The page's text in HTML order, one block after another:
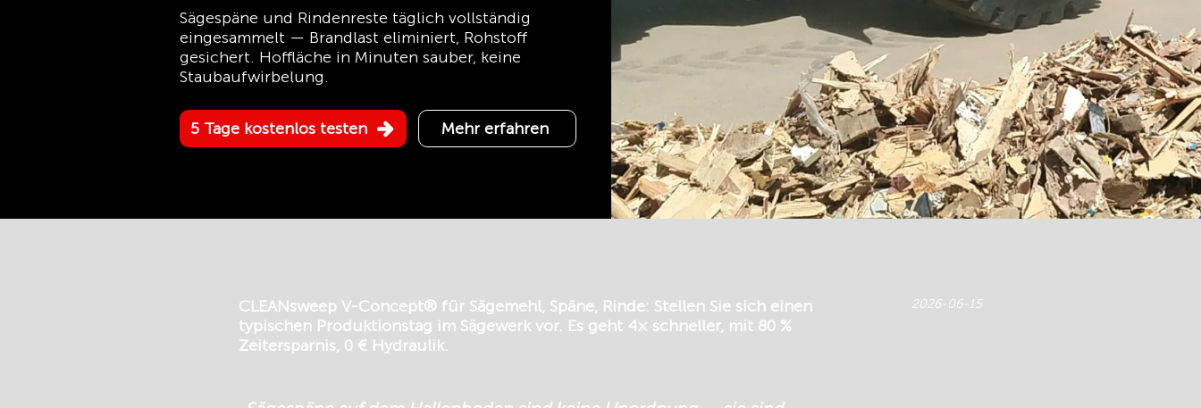
Sägespäne und Rindenreste täglich vollständig
eingesammelt — Brandlast eliminiert, Rohstoff
gesichert. Hoffläche in Minuten sauber, keine
Staubaufwirbelung.
5 Tage kostenlos testen Mehr erfahren
CLEANsweep V-Concept® für Sägemehl, Späne, Rinde: Stellen Sie sich einen
typischen Produktionstag im Sägewerk vor. Es geht 4× schneller, mit 80 %
Zeitersparnis, 0 € Hydraulik.
2026-06-15